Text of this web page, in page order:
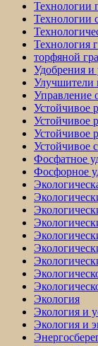
Технологии
Технологии
Технология
торфяной
Удобрения
Улучшители
Управление
Устойчивое
Устойчивое
Устойчивое
Устойчивое
Фосфатное
Фосфорное
Экология
Экология и
Экология и